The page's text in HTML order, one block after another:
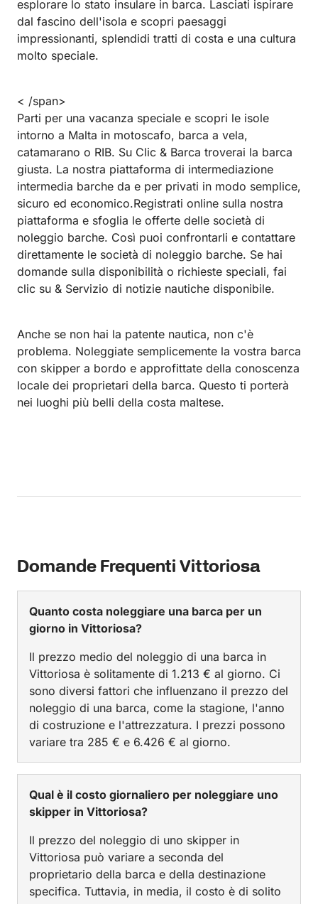
esplorare lo stato insulare in barca. Lasciati ispirare
dal fascino dell'isola e scopri paesaggi
impressionanti, splendidi tratti di costa e una cultura
molto speciale.
< /span>
Parti per una vacanza speciale e scopri le isole
intorno a Malta in motoscafo, barca a vela,
catamarano o RIB. Su Clic & Barca troverai la barca
giusta. La nostra piattaforma di intermediazione
intermedia barche da e per privati ​​in modo semplice,
sicuro ed economico.Registrati online sulla nostra
piattaforma e sfoglia le offerte delle società di
noleggio barche. Così puoi confrontarli e contattare
direttamente le società di noleggio barche. Se hai
domande sulla disponibilità o richieste speciali, fai
clic su & Servizio di notizie nautiche disponibile.
Anche se non hai la patente nautica, non c'è
problema. Noleggiate semplicemente la vostra barca
con skipper a bordo e approfittate della conoscenza
locale dei proprietari della barca. Questo ti porterà
nei luoghi più belli della costa maltese.
Domande Frequenti Vittoriosa
Quanto costa noleggiare una barca per un
giorno in Vittoriosa?
Il prezzo medio del noleggio di una barca in
Vittoriosa è solitamente di 1.213 € al giorno. Ci
sono diversi fattori che influenzano il prezzo del
noleggio di una barca, come la stagione, l'anno
di costruzione e l'attrezzatura. I prezzi possono
variare tra 285 € e 6.426 € al giorno.
Qual è il costo giornaliero per noleggiare uno
skipper in Vittoriosa?
Il prezzo del noleggio di uno skipper in
Vittoriosa può variare a seconda del
proprietario della barca e della destinazione
specifica. Tuttavia, in media, il costo è di solito